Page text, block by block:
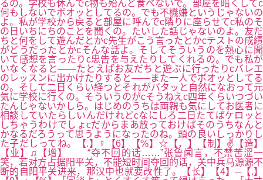
るの。学校も休んでc物も殆んど食べないで。部屋を暗くしてc
何もしないでボオッとしてるの。でも不機嫌というじゃないの
よ。私が学校から戻ると部屋に呼んでc隣りに座らせてc私のそ
の日いちにちのことを聞くの。たいした話じゃないのよ。友だ
ちと何をして遊んだとかc先生がこう言ったとかcテストの成績
がどうだったとかcそんな話よ。そしてそういうのを熱心に聞
いて感想を言ったりc忠告を与えたりしてくれるの。でも私が
いなくなると――たとえばお友だちと遊ぶに行ったりcバレエ
のレッスンに出かけたりすると――また一人でボオッとしてる
の。そして二日くらい経つとそれがバタッと自然になおって元
気に学校に行くの。そういうのがcそうねえc四年くらいつづい
たんじゃないかしら。はじめのうちは両親も気にしてお医者に
相談していたらしいんだけれどcなにしろ二日たてばケロッと
しちゃうわけでしょcだからまあ放っておけばそのうちなんと
かなるだろうって思うようになったのね。頭の良いしっかりし
た子だしってね。【.】☿【6】【%】☆【，】【制】✌【造】
【业】♫【增】 “夺不回的话……”张鲁闻言，不禁苦涩一
笑，若对方占据阳平关，不能短时间夺回的话，关中兵马源源不
断的自阳平关进来，那汉中也就要改性了。【长】【4】─【.】